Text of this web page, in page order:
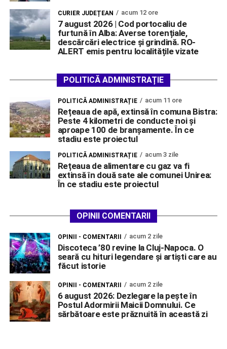
CURIER JUDEȚEAN acum 12 ore
7 august 2026 | Cod portocaliu de
furtună în Alba: Averse torențiale,
descărcări electrice și grindină. RO-
ALERT emis pentru localitățile vizate
POLITICĂ ADMINISTRAȚIE
POLITICĂ ADMINISTRAȚIE acum 11 ore
Rețeaua de apă, extinsă în comuna Bistra:
Peste 4 kilometri de conducte noi și
aproape 100 de branșamente. În ce
stadiu este proiectul
POLITICĂ ADMINISTRAȚIE acum 3 zile
Rețeaua de alimentare cu gaz va fi
extinsă în două sate ale comunei Unirea:
În ce stadiu este proiectul
OPINII COMENTARII
OPINII - COMENTARII acum 2 zile
Discoteca ’80 revine la Cluj-Napoca. O
seară cu hituri legendare și artiști care au
făcut istorie
OPINII - COMENTARII acum 2 zile
6 august 2026: Dezlegare la pește în
Postul Adormirii Maicii Domnului. Ce
sărbătoare este prăznuită în această zi